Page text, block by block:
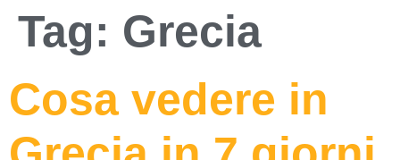
Tag: Grecia
Cosa vedere in